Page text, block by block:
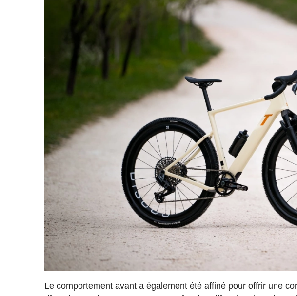
Le comportement avant a également été affiné pour offrir une